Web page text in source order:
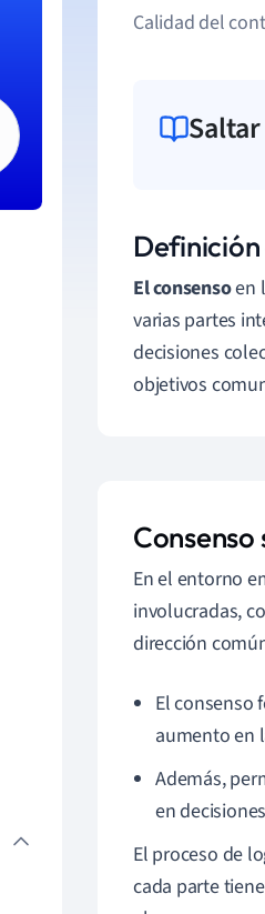
Calidad del
Definición
El consensoen
varias partes
decisiones
objetivos
En el entorno
involucradas,
dirección
El consenso
aumento en
Además,
en
El proceso de
cada parte